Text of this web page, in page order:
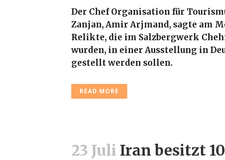
Der Chef Organisation für
Zanjan, Amir Arjmand, sagte am
Relikte, die im Salzbergwerk
wurden, in einer Ausstellung in
gestellt werden sollen.
READ MORE
23 Juli Iran besitzt